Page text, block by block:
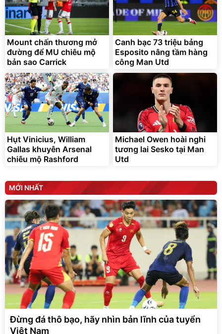
Lót ghế ôtô, nâng lưng
chống nóng giúp thoải mái
trong di chuyển
295.000đ
Đã bán nhiều
Mount chấn thương mở
đường để MU chiêu mộ
bản sao Carrick
Canh bạc 73 triệu bảng
Esposito nâng tầm hàng
công Man Utd
Hụt Vinicius, William
Gallas khuyên Arsenal
chiêu mộ Rashford
Michael Owen hoài nghi
tương lai Sesko tại Man
Utd
MỚI NHẤT
Đừng đá thô bạo, hãy nhìn bản lĩnh của tuyển
Việt Nam